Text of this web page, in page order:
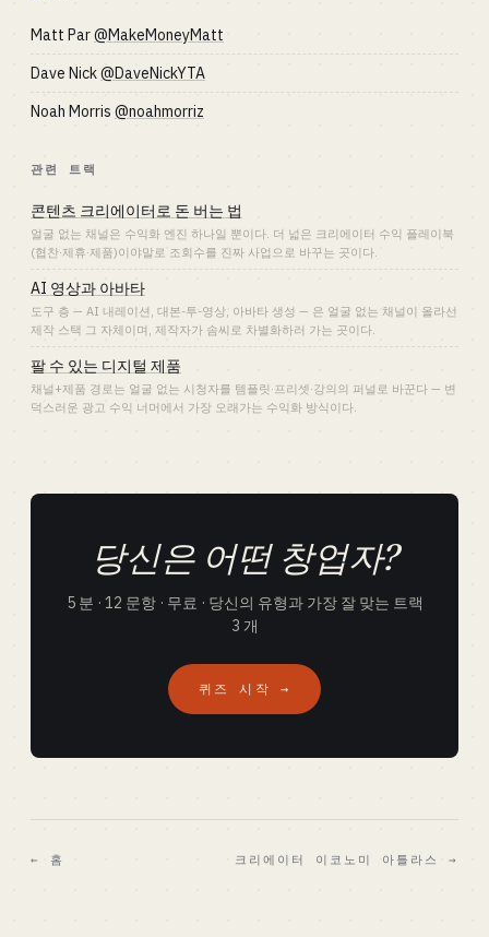
Matt Par@MakeMoneyMatt
Dave Nick@DaveNickYTA
Noah Morris @noahmorriz
관련 트랙
콘텐츠 크리에이터로 돈 버는 법
얼굴 없는 채널은 수익화 엔진 하나일 뿐이다. 더 넓은 크리에이터 수익 플레이북
(협찬·제휴·제품)이야말로 조회수를 진짜 사업으로 바꾸는 곳이다.
AI 영상과 아바타
도구 층 — AI 내레이션, 대본-투-영상, 아바타 생성 — 은 얼굴 없는 채널이 올라선
제작 스택 그 자체이며, 제작자가 솜씨로 차별화하러 가는 곳이다.
팔 수 있는 디지털 제품
채널+제품 경로는 얼굴 없는 시청자를 템플릿·프리셋·강의의 퍼널로 바꾼다 — 변
덕스러운 광고 수익 너머에서 가장 오래가는 수익화 방식이다.
당신은 어떤 창업자?
5 분 · 12 문항 · 무료 · 당신의 유형과 가장 잘 맞는 트랙
3 개
퀴즈 시작 →
← 홈 크리에이터 이코노미 아틀라스 →